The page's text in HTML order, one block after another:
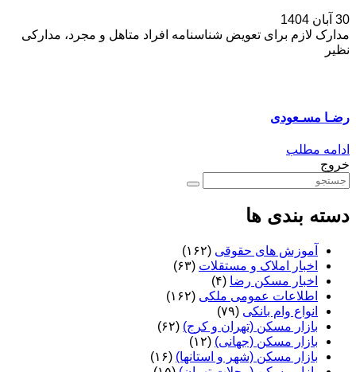
30 آبان 1404
مدارک لازم برای تعویض شناسنامه افراد متاهل و مجرد، مدارکی
نظیر
رضـا مسـعودی
ادامه مطلب
خروج
دسته بندی ها
آموزش های حقوقی (۱۶۲)
اخبار املاک و مستقلات (۶۳)
اخبار مسکن رضا (۴)
اطلاعات عمومی ملکی (۱۶۲)
انواع وام بانکی (۷۹)
بازار مسکن (تهران و کرج) (۶۲)
بازار مسکن (جهانی) (۱۲)
بازار مسکن (شهر و استانها) (۱۶)